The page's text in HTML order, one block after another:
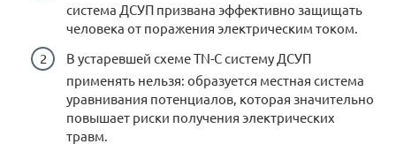
система ДСУП призвана эффективно защищать
человека от поражения электрическим током.
В устаревшей схеме TN-C систему ДСУП
применять нельзя: образуется местная система
уравнивания потенциалов, которая значительно
повышает риски получения электрических
травм.